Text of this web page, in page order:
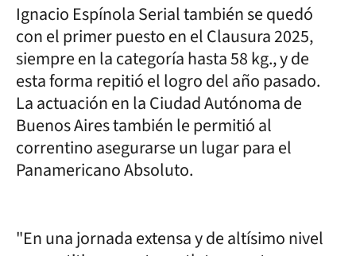
Ignacio Espínola Serial también se quedó
con el primer puesto en el Clausura 2025,
siempre en la categoría hasta 58 kg., y de
esta forma repitió el logro del año pasado.
La actuación en la Ciudad Autónoma de
Buenos Aires también le permitió al
correntino asegurarse un lugar para el
Panamericano Absoluto.
"En una jornada extensa y de altísimo nivel